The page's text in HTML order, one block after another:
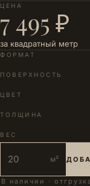
ЦЕНА
7 495 ₽
за квадратный метр
ФОРМАТ
ПОВЕРХНОСТЬ
ЦВЕТ
ТОЛЩИНА
ВЕС
м²
В наличии ·